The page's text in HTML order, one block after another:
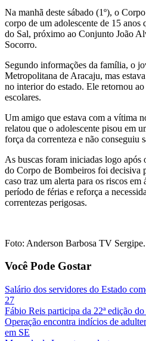
Na manhã deste sábado (1º), o
corpo de um adolescente de 15 anos
do Sal, próximo ao Conjunto João
Socorro.
Segundo informações da família, o
Metropolitana de Aracaju, mas
no interior do estado. Ele retornou
escolares.
Um amigo que estava com a vítima
relatou que o adolescente pisou em
força da correnteza e não conseguiu
As buscas foram iniciadas logo após
do Corpo de Bombeiros foi decisiva
caso traz um alerta para os riscos em
período de férias e reforça a
correntezas perigosas.
Foto: Anderson Barbosa TV Sergipe.
Você Pode Gostar
Salário dos servidores do Estado
27
Fábio Reis participa da 22ª edição do
Operação encontra indícios de
em SE